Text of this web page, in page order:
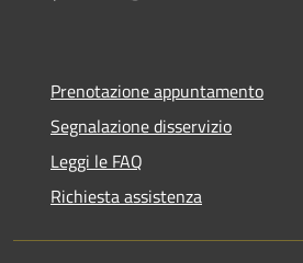
Prenotazione appuntamento
Segnalazione disservizio
Leggi le FAQ
Richiesta assistenza